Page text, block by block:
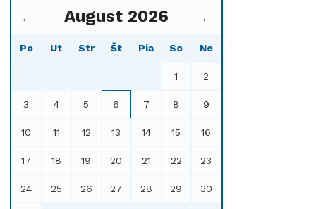
← August 2026 →
Po Ut Str Št Pia So Ne
- - - - - 1 2
3 4 5 6 7 8 9
10 11 12 13 14 15 16
17 18 19 20 21 22 23
24 25 26 27 28 29 30